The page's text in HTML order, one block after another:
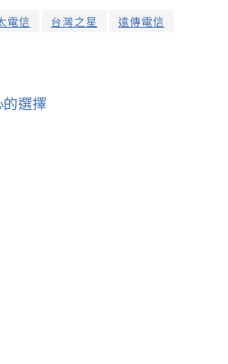
電信 台灣之星 遠傳電信
選擇